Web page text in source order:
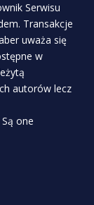
Serwisu
Transakcje
uważa się
w
autorów lecz
one